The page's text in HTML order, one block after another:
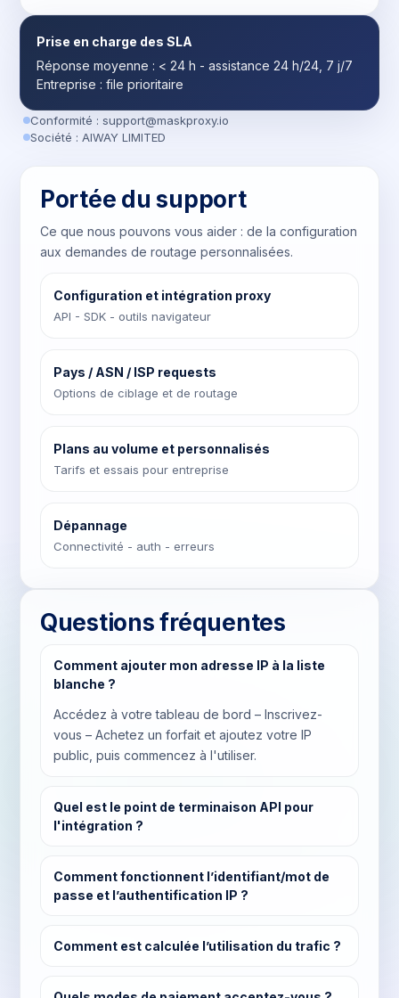
Prise en charge des SLA
Réponse moyenne : < 24 h - assistance 24 h/24, 7 j/7
Entreprise : file prioritaire
Conformité : support@maskproxy.io
Société : AIWAY LIMITED
Portée du support
Ce que nous pouvons vous aider : de la configuration
aux demandes de routage personnalisées.
Configuration et intégration proxy
API - SDK - outils navigateur
Pays / ASN / ISP requests
Options de ciblage et de routage
Plans au volume et personnalisés
Tarifs et essais pour entreprise
Dépannage
Connectivité - auth - erreurs
Questions fréquentes
Comment ajouter mon adresse IP à la liste
blanche ?
Accédez à votre tableau de bord – Inscrivez-
vous – Achetez un forfait et ajoutez votre IP
public, puis commencez à l'utiliser.
Quel est le point de terminaison API pour
l'intégration ?
Comment fonctionnent l’identifiant/mot de
passe et l’authentification IP ?
Comment est calculée l’utilisation du trafic ?